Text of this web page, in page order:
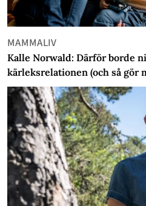
MAMMALIV
Kalle Norwald: Därför borde
kärleksrelationen (och så gör